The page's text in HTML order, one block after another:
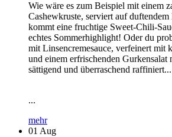
Wie wäre es zum Beispiel mit einem
Cashewkruste, serviert auf
kommt eine fruchtige Sweet-Chili-
echtes Sommerhighlight! Oder du
mit Linsencremesauce, verfeinert mit
und einem erfrischenden
sättigend und überraschend raffiniert...
...
mehr
01 Aug